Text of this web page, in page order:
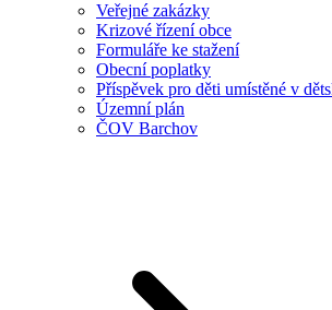
Veřejné zakázky
Krizové řízení obce
Formuláře ke stažení
Obecní poplatky
Příspěvek pro děti umístěné v
Územní plán
ČOV Barchov